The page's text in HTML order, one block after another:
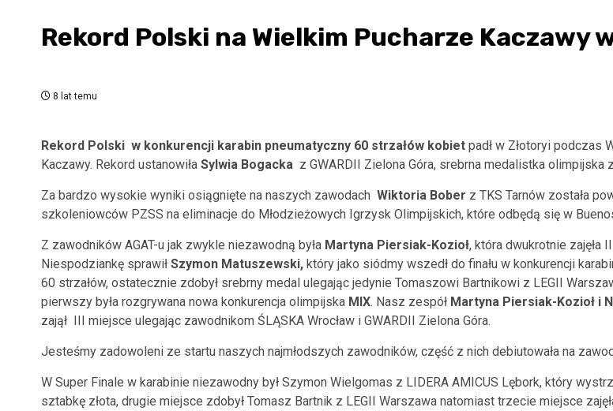
Rekord Polski na Wielkim Pucharze Kaczawy
8 lat temu
Rekord Polski w konkurencji karabin pneumatyczny 60 strzałów kobiet padł w Złotoryi podczas
Kaczawy. Rekord ustanowiła Sylwia Bogacka z GWARDII Zielona Góra, srebrna medalistka olimpijska
Za bardzo wysokie wyniki osiągnięte na naszych zawodach Wiktoria Bober z TKS Tarnów została
szkoleniowców PZSS na eliminacje do Młodzieżowych Igrzysk Olimpijskich, które odbędą się w
Z zawodników AGAT-u jak zwykle niezawodną była Martyna Piersiak-Kozioł, która dwukrotnie zajęła
Niespodziankę sprawił Szymon Matuszewski, który jako siódmy wszedł do finału w konkurencji
60 strzałów, ostatecznie zdobył srebrny medal ulegając jedynie Tomaszowi Bartnikowi z LEGII
pierwszy była rozgrywana nowa konkurencja olimpijska MIX. Nasz zespół Martyna Piersiak-Kozioł i
zajął III miejsce ulegając zawodnikom ŚLĄSKA Wrocław i GWARDII Zielona Góra.
Jesteśmy zadowoleni ze startu naszych najmłodszych zawodników, część z nich debiutowała na
W Super Finale w karabinie niezawodny był Szymon Wielgomas z LIDERA AMICUS Lębork, który
sztabkę złota, drugie miejsce zdobył Tomasz Bartnik z LEGII Warszawa natomiast trzecie miejsce